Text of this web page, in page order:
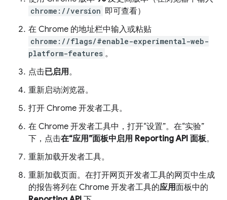
chrome://version 即可查看）
在 Chrome 的地址栏中输入或粘贴
chrome://flags/#enable-experimental-web-
platform-features 。
点击已启用 。
重新启动浏览器。
打开 Chrome 开发者工具。
在 Chrome 开发者工具中，打开“设置”。在“实验”
下，点击在“应用”面板中启用 Reporting API 面板。
重新加载开发者工具。
重新加载页面。在打开网页开发者工具的网页中生成
的报告将列在 Chrome 开发者工具的应用面板中的